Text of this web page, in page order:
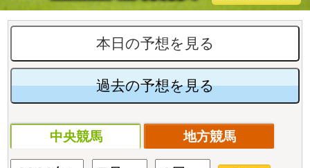
本日の予想を見る
過去の予想を見る
中央競馬 地方競馬